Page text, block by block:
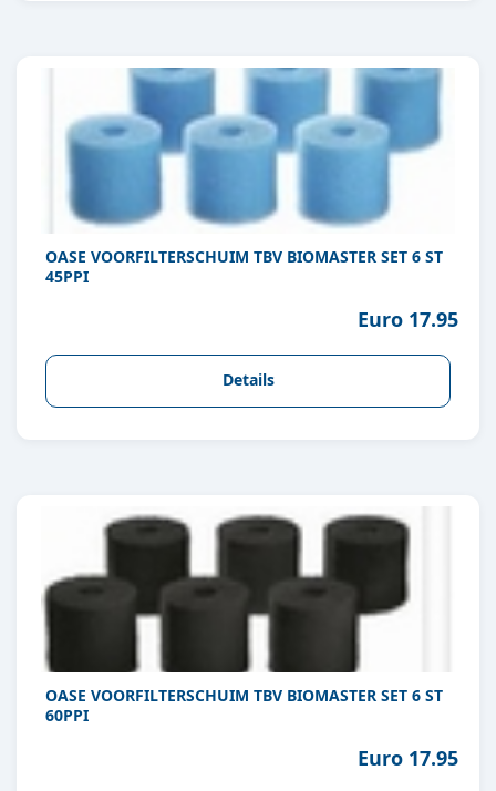
OASE VOORFILTERSCHUIM TBV BIOMASTER SET 6 ST
45PPI
Euro 17.95
Details
OASE VOORFILTERSCHUIM TBV BIOMASTER SET 6 ST
60PPI
Euro 17.95